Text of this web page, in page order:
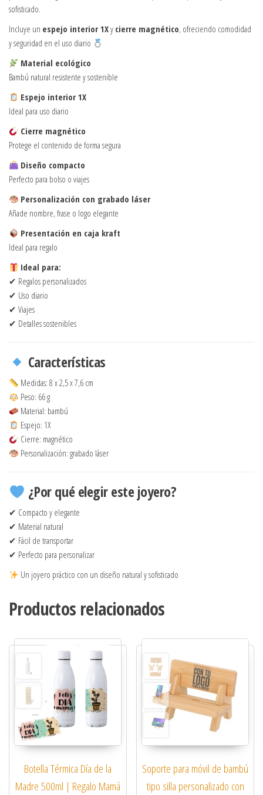
sofisticado.
Incluye un espejo interior 1Xy cierre magnético, ofreciendo comodidad
y seguridad en el uso diario
Material ecológico
Bambú natural resistente y sostenible
Espejo interior 1X
Ideal para uso diario
Cierre magnético
Protege el contenido de forma segura
Diseño compacto
Perfecto para bolso o viajes
Personalización con grabado láser
Añade nombre, frase o logo elegante
Presentación en caja kraft
Ideal para regalo
Ideal para:
✔ Regalos personalizados
✔ Uso diario
✔ Viajes
✔ Detalles sostenibles
Características
Medidas: 8 x 2,5 x 7,6 cm
Peso: 66 g
Material: bambú
Espejo: 1X
Cierre: magnético
Personalización: grabado láser
¿Por qué elegir este joyero?
✔ Compacto y elegante
✔ Material natural
✔ Fácil de transportar
✔ Perfecto para personalizar
Un joyero práctico con un diseño natural y sofisticado
Productos relacionados
Botella Térmica Día de la
Madre 500ml | Regalo Mamá
Soporte para móvil de bambú
tipo silla personalizado con